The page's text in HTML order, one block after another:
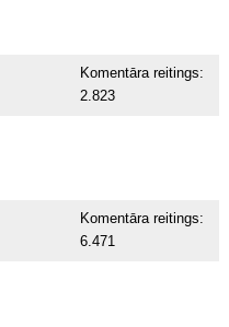
Komentāra reitings:
2.823
Komentāra reitings:
6.471